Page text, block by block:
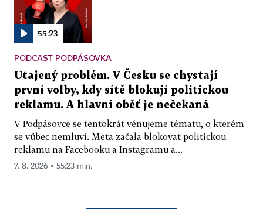
55:23
PODCAST PODPÁSOVKA
Utajený problém. V Česku se chystají
první volby, kdy sítě blokují politickou
reklamu. A hlavní oběť je nečekaná
V Podpásovce se tentokrát věnujeme tématu, o kterém
se vůbec nemluví. Meta začala blokovat politickou
reklamu na Facebooku a Instagramu a...
7. 8. 2026 ▪ 55:23 min.